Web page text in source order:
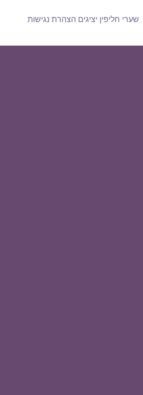
שערי חליפין יציגים הצהרת נגישות